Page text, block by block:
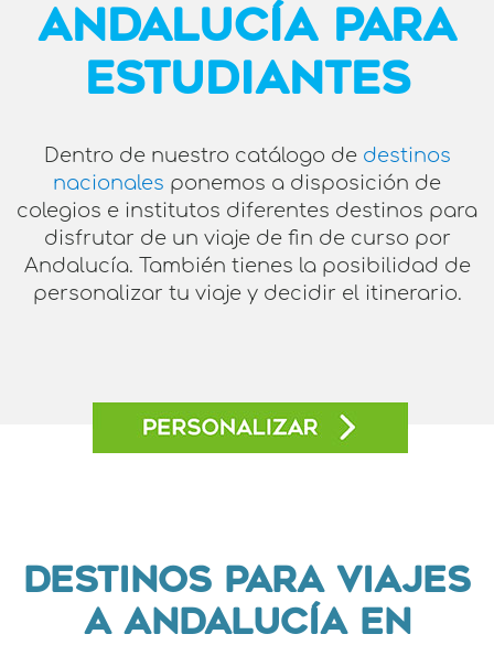
ANDALUCÍA PARA
ESTUDIANTES
Dentro de nuestro catálogo de destinos
nacionales ponemos a disposición de
colegios e institutos diferentes destinos para
disfrutar de un viaje de fin de curso por
Andalucía. También tienes la posibilidad de
personalizar tu viaje y decidir el itinerario.
DESTINOS PARA VIAJES
A ANDALUCÍA EN